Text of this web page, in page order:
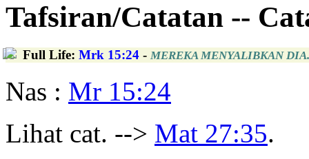
Tafsiran/Catatan --
Full Life: Mrk 15:24 - MEREKA MENYALIBKAN
Nas : Mr 15:24
Lihat cat. --> Mat 27:35.